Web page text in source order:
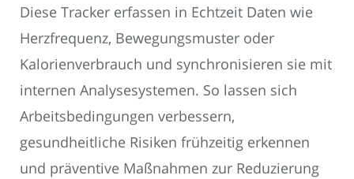
Diese Tracker erfassen in Echtzeit Daten wie
Herzfrequenz, Bewegungsmuster oder
Kalorienverbrauch und synchronisieren sie mit
internen Analysesystemen. So lassen sich
Arbeitsbedingungen verbessern,
gesundheitliche Risiken frühzeitig erkennen
und präventive Maßnahmen zur Reduzierung